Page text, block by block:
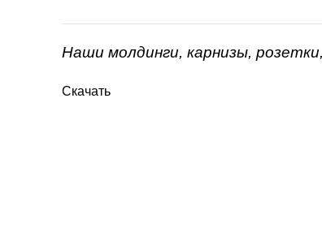
Наши молдинги, карнизы,
Скачать